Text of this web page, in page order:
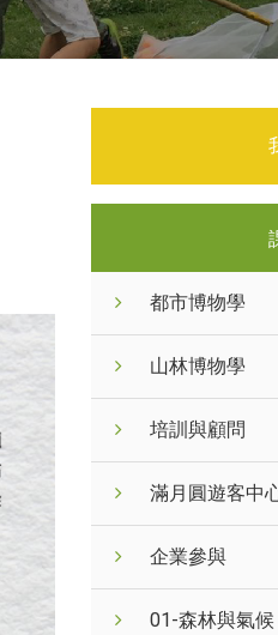
都市博物學
山林博物學
培訓與顧問
滿月圓遊客中
企業參與
01-森林與氣候